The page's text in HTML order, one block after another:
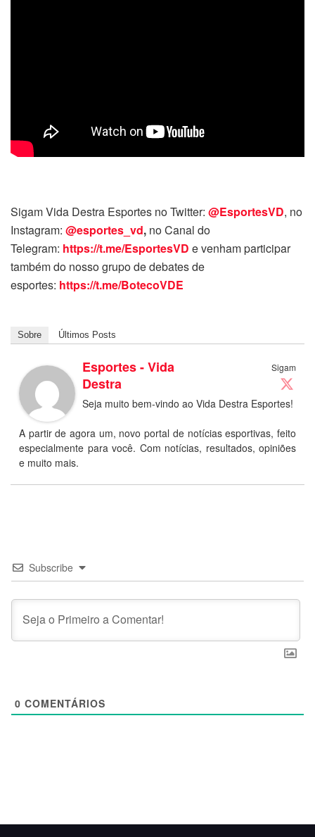
Sigam Vida Destra Esportes no Twitter: @EsportesVD, no
Instagram: @esportes_vd, no Canal do
Telegram: https://t.me/EsportesVD e venham participar
também do nosso grupo de debates de
esportes: https://t.me/BotecoVDE
Sobre Últimos Posts
Sigam
Esportes - Vida
Destra
Seja muito bem-vindo ao Vida Destra Esportes!
A partir de agora um, novo portal de notícias esportivas, feito
especialmente para você. Com notícias, resultados, opiniões
e muito mais.
Subscribe
0 COMENTÁRIOS